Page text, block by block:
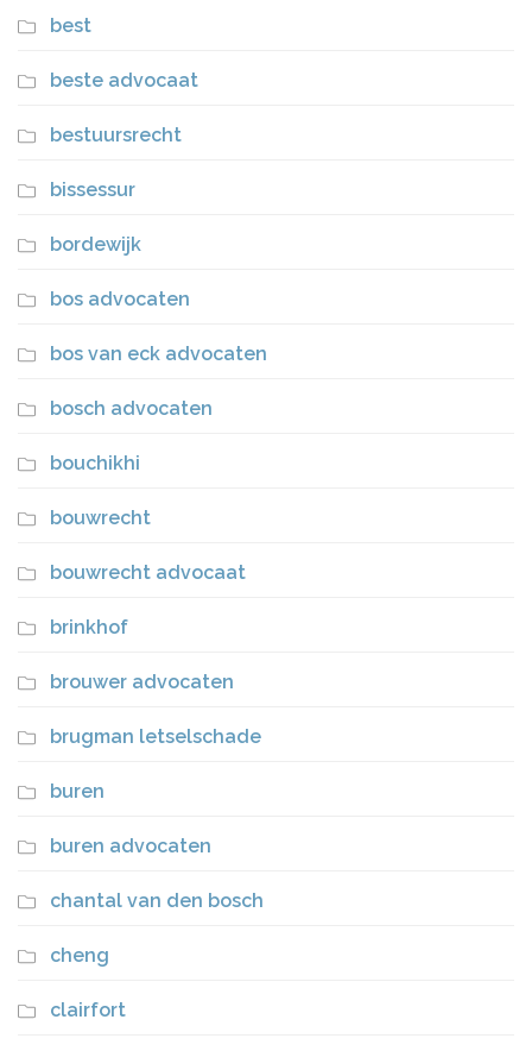
best
beste advocaat
bestuursrecht
bissessur
bordewijk
bos advocaten
bos van eck advocaten
bosch advocaten
bouchikhi
bouwrecht
bouwrecht advocaat
brinkhof
brouwer advocaten
brugman letselschade
buren
buren advocaten
chantal van den bosch
cheng
clairfort